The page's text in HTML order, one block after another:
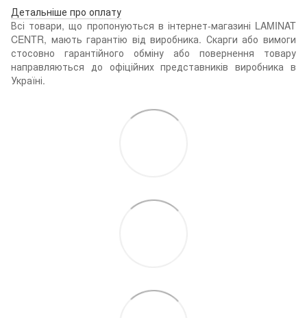
Детальніше про оплату
Всі товари, що пропонуються в інтернет-магазині LAMINAT
CENTR, мають гарантію від виробника. Скарги або вимоги
стосовно гарантійного обміну або повернення товару
направляються до офіційних представників виробника в
Україні.